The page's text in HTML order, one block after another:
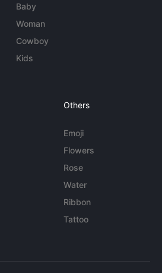
Baby
Woman
Cowboy
Kids
Others
Emoji
Flowers
Rose
Water
Ribbon
Tattoo